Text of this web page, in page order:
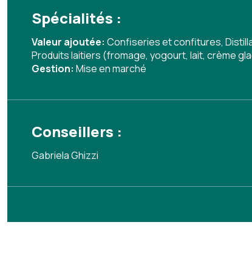
Spécialités :
Valeur ajoutée: Confiseries et confitures,
Produits laitiers (fromage, yogourt, lait, crème
Gestion: Mise en marché
Conseillers :
Gabriela Ghizzi